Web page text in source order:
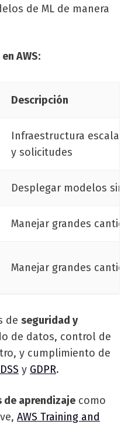
de ML de manera
AWS:
Descripción
Infraestructura
y solicitudes
Desplegar modelos
Manejar grandes
Manejar grandes
de seguridad y
de datos, control de
y cumplimiento de
y GDPR.
de aprendizaje como
AWS Training and